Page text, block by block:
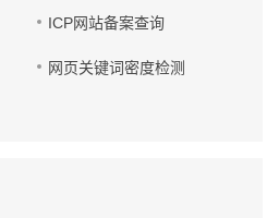
ICP网站备案查询
网页关键词密度检测